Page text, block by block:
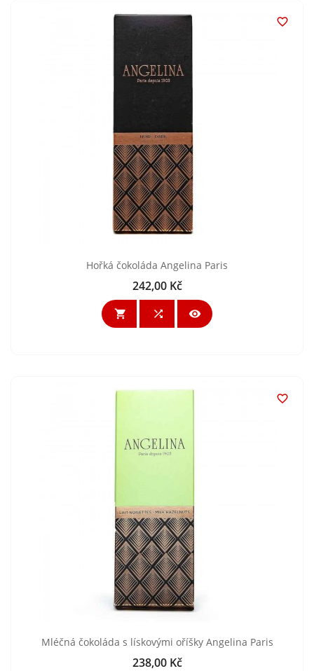

Hořká čokoláda Angelina Paris
Cena
242,00 Kč
  

Mléčná čokoláda s lískovými oříšky Angelina Paris
Cena
238,00 Kč